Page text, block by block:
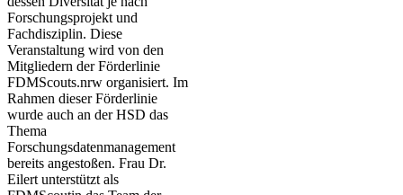
Forschungsprojekt und
Fachdisziplin. Diese
Veranstaltung wird von den
Mitgliedern der Förderlinie
FDMScouts.nrw organisiert. Im
Rahmen dieser Förderlinie
wurde auch an der HSD das
Thema
Forschungsdatenmanagement
bereits angestoßen. Frau Dr.
Eilert unterstützt als